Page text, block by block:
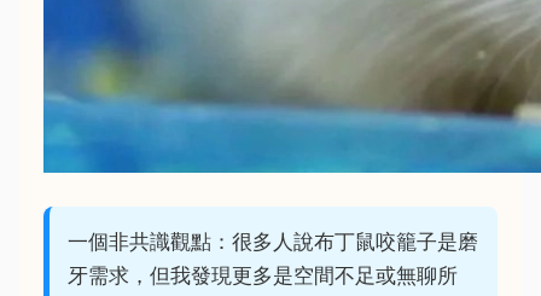
一個非共識觀點：很多人說布丁鼠咬籠子是磨
牙需求，但我發現更多是空間不足或無聊所